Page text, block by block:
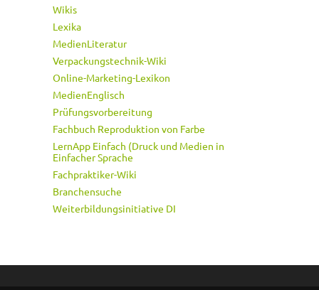
Wikis
Lexika
MedienLiteratur
Verpackungstechnik-Wiki
Online-Marketing-Lexikon
MedienEnglisch
Prüfungsvorbereitung
Fachbuch Reproduktion von Farbe
LernApp Einfach (Druck und Medien in
Einfacher Sprache
Fachpraktiker-Wiki
Branchensuche
Weiterbildungsinitiative DI